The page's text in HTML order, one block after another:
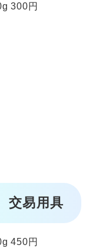
300円
交易用具
450円